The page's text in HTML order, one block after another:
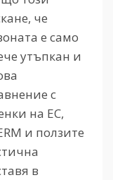
че
е само
утъпкан и
с
на ЕС,
и ползите
в